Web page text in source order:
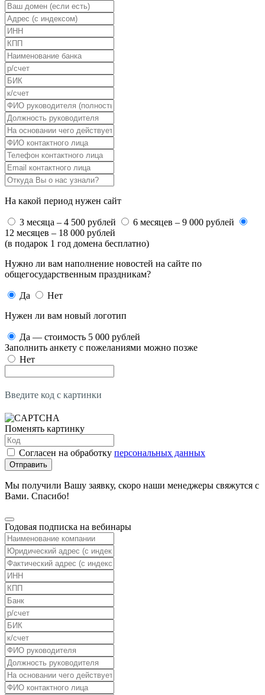
На какой период нужен сайт
3 месяца – 4 500 рублей
6 месяцев – 9 000 рублей
12 месяцев – 18 000 рублей
(в подарок 1 год домена бесплатно)
Нужно ли вам наполнение новостей на сайте по
общегосударственным праздникам?
Да
Нет
Нужен ли вам новый логотип
Да — стоимость 5 000 рублей
Заполнить анкету с пожеланиями можно позже
Нет
Введите код с картинки
Поменять картинку
Согласен на обработку персональных данных
Отправить
Мы получили Вашу заявку, скоро наши менеджеры свяжутся с
Вами. Спасибо!
Годовая подписка на вебинары